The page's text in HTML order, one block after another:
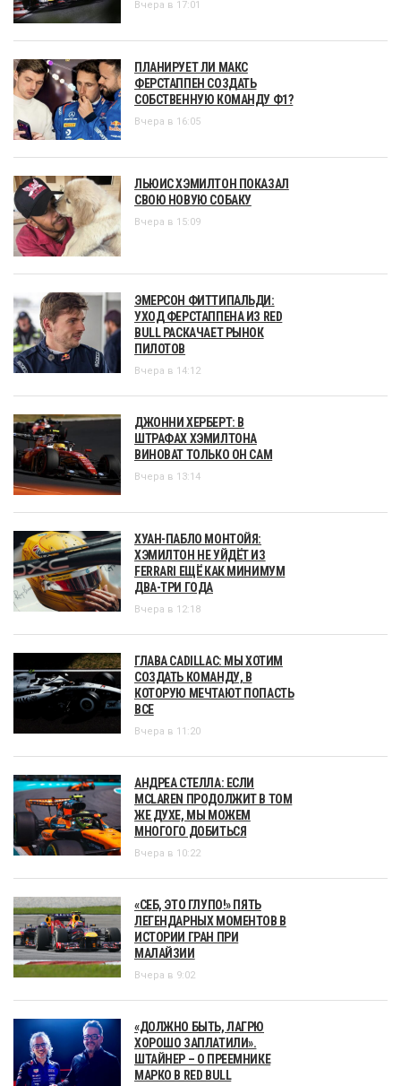
Вчера в 17:01
ПЛАНИРУЕТ ЛИ МАКС
ФЕРСТАППЕН СОЗДАТЬ
СОБСТВЕННУЮ КОМАНДУ Ф1?
Вчера в 16:05
ЛЬЮИС ХЭМИЛТОН ПОКАЗАЛ
СВОЮ НОВУЮ СОБАКУ
Вчера в 15:09
ЭМЕРСОН ФИТТИПАЛЬДИ:
УХОД ФЕРСТАППЕНА ИЗ RED
BULL РАСКАЧАЕТ РЫНОК
ПИЛОТОВ
Вчера в 14:12
ДЖОННИ ХЕРБЕРТ: В
ШТРАФАХ ХЭМИЛТОНА
ВИНОВАТ ТОЛЬКО ОН САМ
Вчера в 13:14
ХУАН-ПАБЛО МОНТОЙЯ:
ХЭМИЛТОН НЕ УЙДЁТ ИЗ
FERRARI ЕЩЁ КАК МИНИМУМ
ДВА-ТРИ ГОДА
Вчера в 12:18
ГЛАВА CADILLAC: МЫ ХОТИМ
СОЗДАТЬ КОМАНДУ, В
КОТОРУЮ МЕЧТАЮТ ПОПАСТЬ
ВСЕ
Вчера в 11:20
АНДРЕА СТЕЛЛА: ЕСЛИ
MCLAREN ПРОДОЛЖИТ В ТОМ
ЖЕ ДУХЕ, МЫ МОЖЕМ
МНОГОГО ДОБИТЬСЯ
Вчера в 10:22
«СЕБ, ЭТО ГЛУПО!» ПЯТЬ
ЛЕГЕНДАРНЫХ МОМЕНТОВ В
ИСТОРИИ ГРАН ПРИ
МАЛАЙЗИИ
Вчера в 9:02
«ДОЛЖНО БЫТЬ, ЛАГРЮ
ХОРОШО ЗАПЛАТИЛИ».
ШТАЙНЕР – О ПРЕЕМНИКЕ
МАРКО В RED BULL